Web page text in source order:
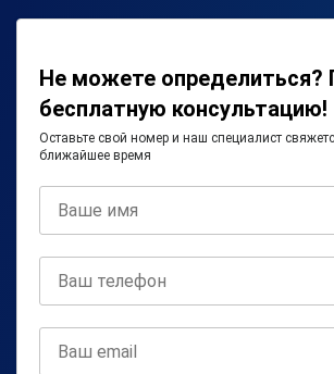
Не можете определиться?
бесплатную консультацию!
Оставьте свой номер и наш специалист
ближайшее время